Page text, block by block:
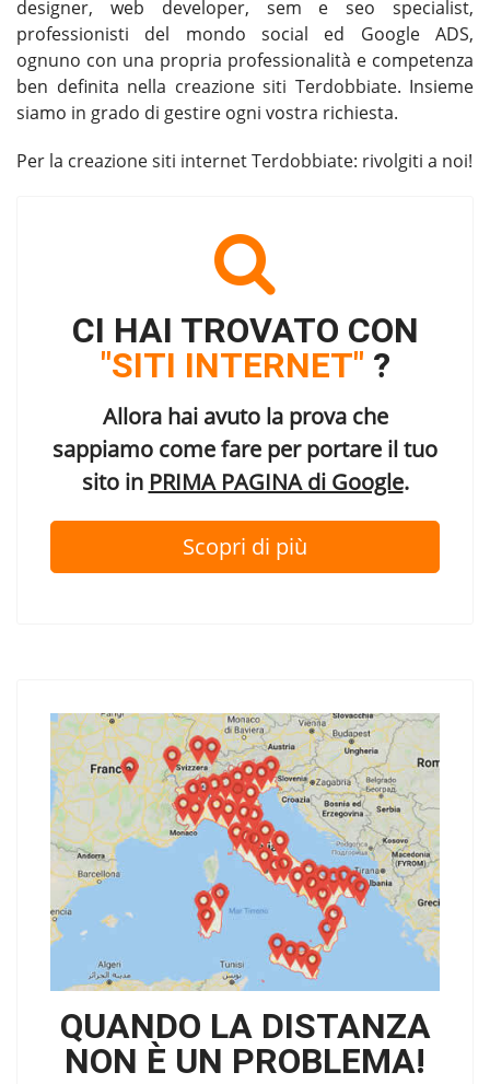
designer, web developer, sem e seo specialist,
professionisti del mondo social ed Google ADS,
ognuno con una propria professionalità e competenza
ben definita nella creazione siti Terdobbiate. Insieme
siamo in grado di gestire ogni vostra richiesta.
Per la creazione siti internet Terdobbiate: rivolgiti a noi!
CI HAI TROVATO CON
"SITI INTERNET" ?
Allora hai avuto la prova che
sappiamo come fare per portare il tuo
sito in PRIMA PAGINA di Google.
Scopri di più
QUANDO LA DISTANZA
NON È UN PROBLEMA!